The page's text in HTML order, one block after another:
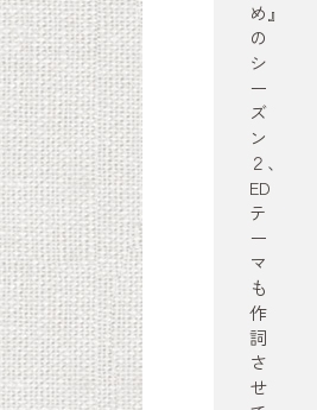
め』
の
シ
ー
ズ
ン
２、
ED
テ
ー
マ
も
作
詞
さ
せ